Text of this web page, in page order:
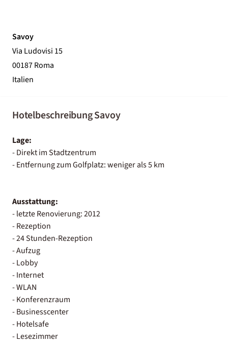
Savoy
Via Ludovisi 15
00187 Roma
Italien
Hotelbeschreibung Savoy
Lage:
- Direkt im Stadtzentrum
- Entfernung zum Golfplatz: weniger als 5 km
Ausstattung:
- letzte Renovierung: 2012
- Rezeption
- 24 Stunden-Rezeption
- Aufzug
- Lobby
- Internet
- WLAN
- Konferenzraum
- Businesscenter
- Hotelsafe
- Lesezimmer